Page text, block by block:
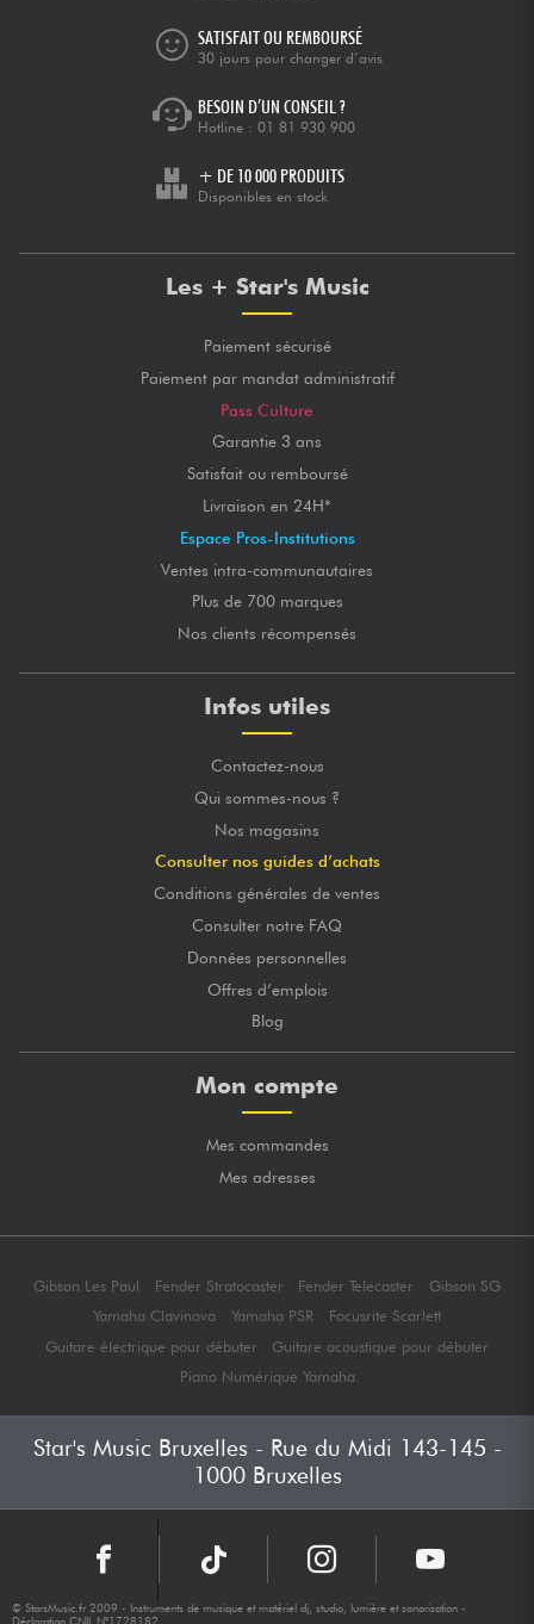
SATISFAIT OU REMBOURSÉ
30 jours pour changer d’avis
BESOIN D’UN CONSEIL ?
Hotline : 01 81 930 900
+ DE 10 000 PRODUITS
Disponibles en stock
Les + Star's Music
Paiement sécurisé
Paiement par mandat administratif
Pass Culture
Garantie 3 ans
Satisfait ou remboursé
Livraison en 24H*
Espace Pros-Institutions
Ventes intra-communautaires
Plus de 700 marques
Nos clients récompensés
Infos utiles
Contactez-nous
Qui sommes-nous ?
Nos magasins
Consulter nos guides d’achats
Conditions générales de ventes
Consulter notre FAQ
Données personnelles
Offres d’emplois
Blog
Mon compte
Mes commandes
Mes adresses
Gibson Les Paul Fender Stratocaster Fender Telecaster
Gibson SG
Yamaha Clavinova
Yamaha PSR
Focusrite Scarlett
Guitare électrique pour débuter
Guitare acoustique pour débuter
Piano Numérique Yamaha
Star's Music Bruxelles - Rue du Midi 143-145 -
1000 Bruxelles
© StarsMusic.fr 2009 - Instruments de musique et matériel dj, studio, lumière et sonorisation -
Déclaration CNIL N°1728182